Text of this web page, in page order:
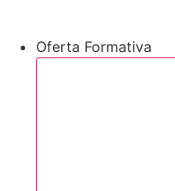
Oferta Formativa